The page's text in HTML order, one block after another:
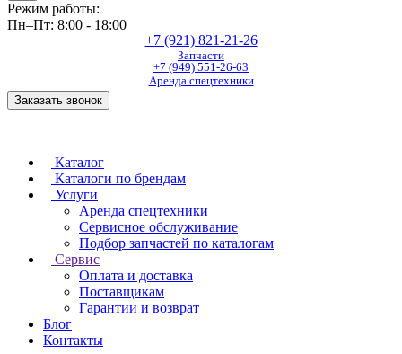
Режим работы:
Пн–Пт: 8:00 - 18:00
+7 (921) 821-21-26
Запчасти
+7 (949) 551-26-63
Аренда спецтехники
Заказать звонок
Каталог
Каталоги по брендам
Услуги
Аренда спецтехники
Сервисное обслуживание
Подбор запчастей по каталогам
Сервис
Оплата и доставка
Поставщикам
Гарантии и возврат
Блог
Контакты